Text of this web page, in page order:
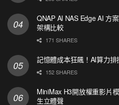
QNAP AI NAS Edge AI 方
架構比較
171 SHARES
記憶體成本狂飆！AI算力
152 SHARES
MiniMax H3開放權重影片
生立體聲